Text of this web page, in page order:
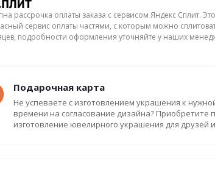
рассрочка оплаты заказа с сервисом Яндекс Сплит.
сервис оплаты частями, с которым можно
подробности оформления уточняйте у наших
Подарочная карта
Не успеваете с изготовлением украшения к
времени на согласование дизайна? Приобретите
изготовление ювелирного украшения для друзей